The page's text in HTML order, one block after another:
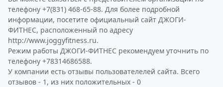
телефону +7(831) 468-65-88. Для более подробной
информации, посетите официальный сайт ДЖОГИ-
ФИТНЕС, расположенный по адресу
http://www.joggyfitness.ru.
Режим работы ДЖОГИ-ФИТНЕС рекомендуем уточнить по
телефону +78314686588.
У компании есть отзывы пользователелей сайта. Всего
отзывов - 1, из них положительных - 0